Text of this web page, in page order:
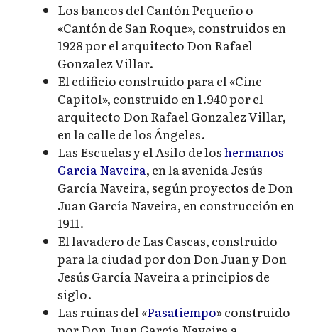
Los bancos del Cantón Pequeño o
«Cantón de San Roque», construidos en
1928 por el arquitecto Don Rafael
Gonzalez Villar.
El edificio construido para el «Cine
Capitol», construido en 1.940 por el
arquitecto Don Rafael Gonzalez Villar,
en la calle de los Ángeles.
Las Escuelas y el Asilo de loshermanos
García Naveira, en la avenida Jesús
García Naveira, según proyectos de Don
Juan García Naveira, en construcción en
1911.
El lavadero de Las Cascas, construido
para la ciudad por don Don Juan y Don
Jesús García Naveira a principios de
siglo.
Las ruinas del «Pasatiempo» construido